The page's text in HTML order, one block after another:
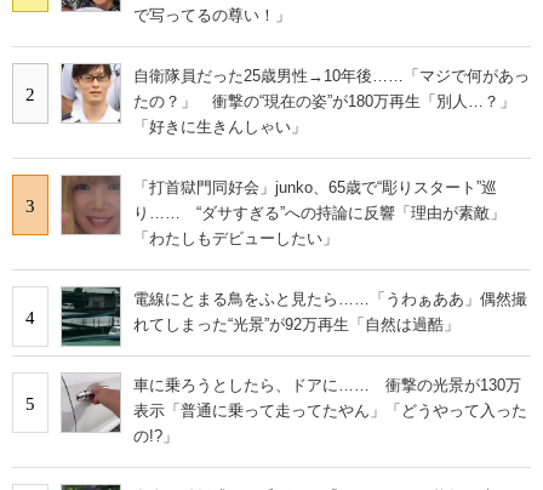
で写ってるの尊い！」
2
自衛隊員だった25歳男性→10年後……「マジで何があっ
たの？」 衝撃の“現在の姿”が180万再生「別人…？」
「好きに生きんしゃい」
3
「打首獄門同好会」junko、65歳で“彫りスタート”巡
り…… “ダサすぎる”への持論に反響「理由が素敵」
「わたしもデビューしたい」
4
電線にとまる鳥をふと見たら……「うわぁああ」偶然撮
れてしまった“光景”が92万再生「自然は過酷」
5
車に乗ろうとしたら、ドアに…… 衝撃の光景が130万
表示「普通に乗って走ってたやん」「どうやって入った
の!?」